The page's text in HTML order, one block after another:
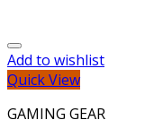
Add to wishlist
Quick View
GAMING GEAR